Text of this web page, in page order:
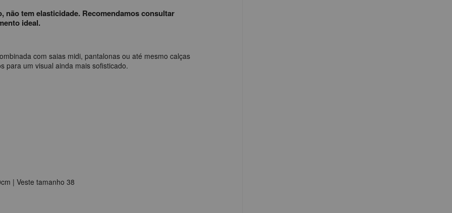
tem elasticidade. Recomendamos consultar
ideal.
com saias midi, pantalonas ou até mesmo calças
para um visual ainda mais sofisticado.
| Veste tamanho 38